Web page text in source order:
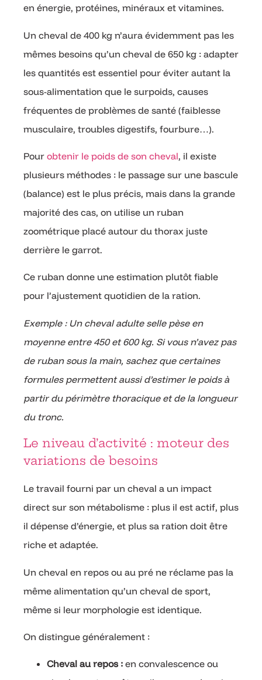
en énergie, protéines, minéraux et vitamines.
Un cheval de 400 kg n’aura évidemment pas les
mêmes besoins qu’un cheval de 650 kg : adapter
les quantités est essentiel pour éviter autant la
sous-alimentation que le surpoids, causes
fréquentes de problèmes de santé (faiblesse
musculaire, troubles digestifs, fourbure…).
Pour obtenir le poids de son cheval, il existe
plusieurs méthodes : le passage sur une bascule
(balance) est le plus précis, mais dans la grande
majorité des cas, on utilise un ruban
zoométrique placé autour du thorax juste
derrière le garrot.
Ce ruban donne une estimation plutôt fiable
pour l’ajustement quotidien de la ration.
Exemple : Un cheval adulte selle pèse en
moyenne entre 450 et 600 kg. Si vous n’avez pas
de ruban sous la main, sachez que certaines
formules permettent aussi d’estimer le poids à
partir du périmètre thoracique et de la longueur
du tronc.
Le niveau d’activité : moteur des
variations de besoins
Le travail fourni par un cheval a un impact
direct sur son métabolisme : plus il est actif, plus
il dépense d’énergie, et plus sa ration doit être
riche et adaptée.
Un cheval en repos ou au pré ne réclame pas la
même alimentation qu’un cheval de sport,
même si leur morphologie est identique.
On distingue généralement :
Cheval au repos : en convalescence ou